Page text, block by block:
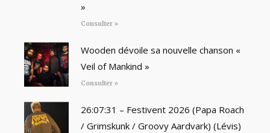
»
Consulter »
Wooden dévoile sa nouvelle chanson «
Veil of Mankind »
Consulter »
26:07:31 – Festivent 2026 (Papa Roach
/ Grimskunk / Groovy Aardvark) (Lévis)